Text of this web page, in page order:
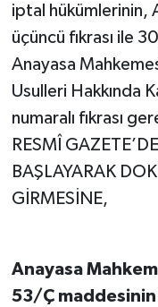
iptal hükümlerinin,
üçüncü fıkrası ile
Anayasa
Usulleri Hakkında
numaralı fıkrası
RESMÎ
BAŞLAYARAK
GİRMESİNE,
Anayasa
53/Ç maddesinin